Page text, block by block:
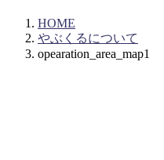
HOME
やぶくるについて
opearation_area_map1